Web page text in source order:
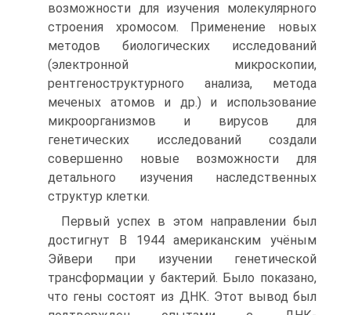
возможности для изучения молекулярного
строения хромосом. Применение новых
методов биологических исследований
(электронной микроскопии,
рентгеноструктурного анализа, метода
меченых атомов и др.) и использование
микроорганизмов и вирусов для
генетических исследований создали
совершенно новые возможности для
детального изучения наследственных
структур клетки.
Первый успех в этом направлении был
достигнут В 1944 американским учёным
Эйвери при изучении генетической
трансформации у бактерий. Было показано,
что гены состоят из ДНК. Этот вывод был